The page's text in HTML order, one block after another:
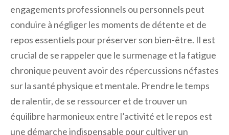
engagements professionnels ou personnels peut
conduire à négliger les moments de détente et de
repos essentiels pour préserver son bien-être. Il est
crucial de se rappeler que le surmenage et la fatigue
chronique peuvent avoir des répercussions néfastes
sur la santé physique et mentale. Prendre le temps
de ralentir, de se ressourcer et de trouver un
équilibre harmonieux entre l’activité et le repos est
une démarche indispensable pour cultiver un